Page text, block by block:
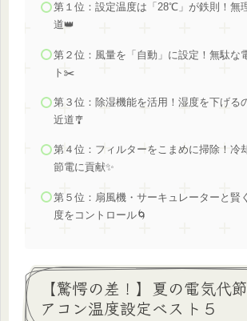
第１位：設定温度は「28℃」が鉄則！無
道👑
第２位：風量を「自動」に設定！無駄な
ト✂️
第３位：除湿機能を活用！湿度を下げる
近道🎐
第４位：フィルターをこまめに掃除！冷
節電に貢献✨
第５位：扇風機・サーキュレーターと賢
度をコントロール🌀
【驚愕の差！】夏の電気代
アコン温度設定ベスト５